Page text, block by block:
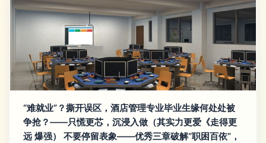
“难就业”？撕开误区，酒店管理专业毕业生缘何处处被
争抢？——只慌更芯，沉浸入做（其实力更爱《走得更
远 爆强） 不要停留表象——优秀三章破解“职困百依”，